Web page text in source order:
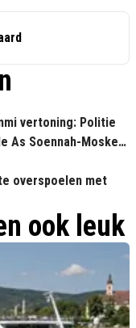
vertoning: Politie
As Soennah-Moskee
overspoelen met
ook leuk